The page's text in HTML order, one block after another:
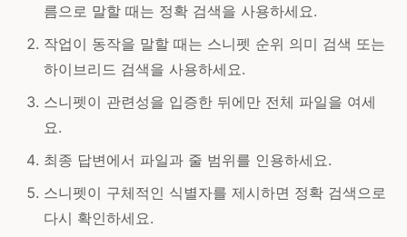
름으로 말할 때는 정확 검색을 사용하세요.
작업이 동작을 말할 때는 스니펫 순위 의미 검색 또는
하이브리드 검색을 사용하세요.
스니펫이 관련성을 입증한 뒤에만 전체 파일을 여세
요.
최종 답변에서 파일과 줄 범위를 인용하세요.
스니펫이 구체적인 식별자를 제시하면 정확 검색으로
다시 확인하세요.